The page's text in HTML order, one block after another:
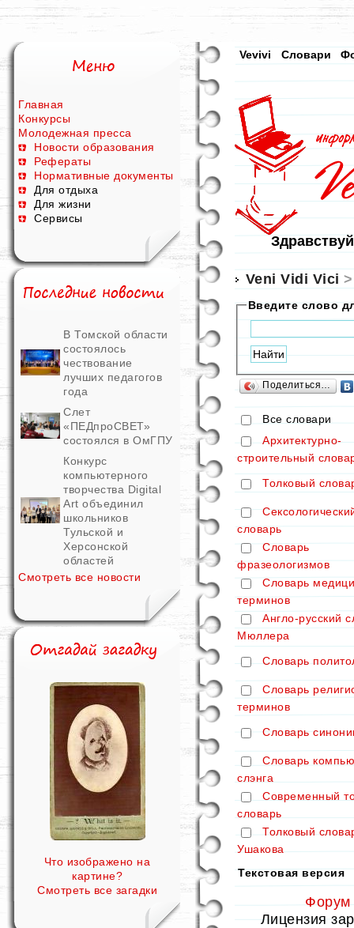
Главная
Конкурсы
Молодежная пресса
Новости образования
Рефераты
Нормативные документы
Для отдыха
Для жизни
Сервисы
В Томской области
состоялось
чествование
лучших педагогов
года
Слет
«ПЕДпроСВЕТ»
состоялся в ОмГПУ
Конкурс
компьютерного
творчества Digital
Art объединил
школьников
Тульской и
Херсонской
областей
Смотреть все новости
Что изображено на
картине?
Смотреть все загадки
Vevivi Словари
Veni Vidi Vici
Введите слово
Поделиться…
Все словари
Архитектурно-
строительный
Толковый
словарь
Словарь
фразеологизмов
Словарь
терминов
Англо-русский
Мюллера
Словарь
Словарь
терминов
Словарь
Словарь
слэнга
Современный
словарь
Толковый
Ушакова
Текстовая версия
Форум
Лицензия